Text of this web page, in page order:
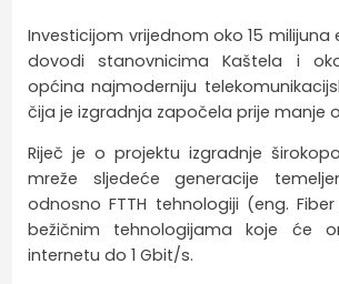
Investicijom vrijednom oko 15 milijuna
dovodi stanovnicima Kaštela i
općina najmoderniju
čija je izgradnja započela prije manje
Riječ je o projektu izgradnje
mreže sljedeće generacije
odnosno FTTH tehnologiji (eng.
bežičnim tehnologijama koje će
internetu do 1 Gbit/s.